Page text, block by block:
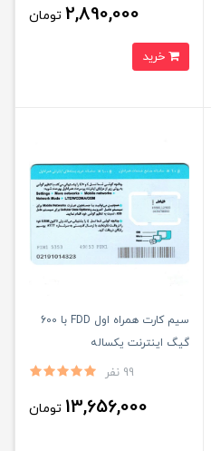
2,890,000 تومان
سیم کارت همراه اول FDD با 600
گیگ اینترنت یکساله
99 نفر
13,656,000 تومان